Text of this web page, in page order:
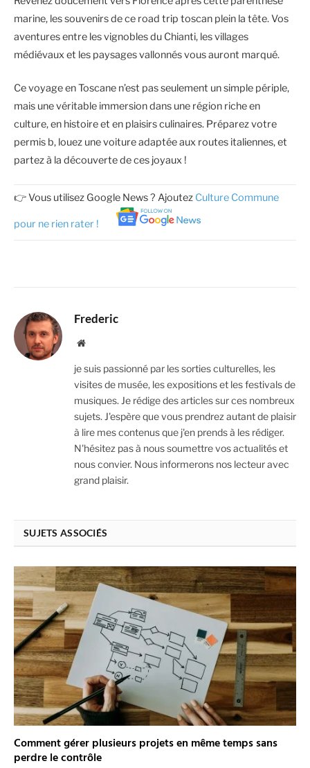
marine, les souvenirs de ce road trip toscan plein la tête. Vos
aventures entre les vignobles du Chianti, les villages
médiévaux et les paysages vallonnés vous auront marqué.
Ce voyage en Toscane n’est pas seulement un simple périple,
mais une véritable immersion dans une région riche en
culture, en histoire et en plaisirs culinaires. Préparez votre
permis b, louez une voiture adaptée aux routes italiennes, et
partez à la découverte de ces joyaux !
👉 Vous utilisez Google News ? Ajoutez Culture Commune
pour ne rien rater !
Frederic
Website
je suis passionné par les sorties culturelles, les
visites de musée, les expositions et les festivals de
musiques. Je rédige des articles sur ces nombreux
sujets. J'espère que vous prendrez autant de plaisir
à lire mes contenus que j'en prends à les rédiger.
N'hésitez pas à nous soumettre vos actualités et
nous convier. Nous informerons nos lecteur avec
grand plaisir.
SUJETS ASSOCIÉS
Comment gérer plusieurs projets en même temps sans
perdre le contrôle